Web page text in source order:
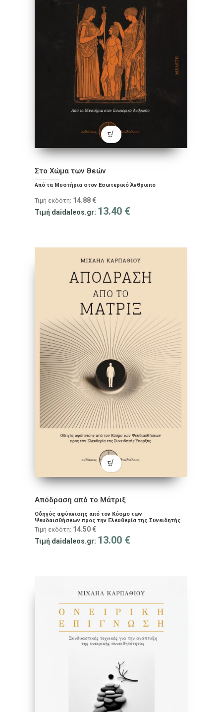
Στο Χώμα των Θεών
Από τα Μυστήρια στον Εσωτερικό Άνθρωπο
Τιμή εκδότη: 14.88 €
Τιμή daidaleos.gr: 13.40 €
Απόδραση από το Μάτριξ
Οδηγός αφύπνισης από τον Κόσμο των
Ψευδαισθήσεων προς την Ελευθερία της Συνειδητής
Ύπαρξης
Τιμή εκδότη: 14.50 €
Τιμή daidaleos.gr: 13.00 €